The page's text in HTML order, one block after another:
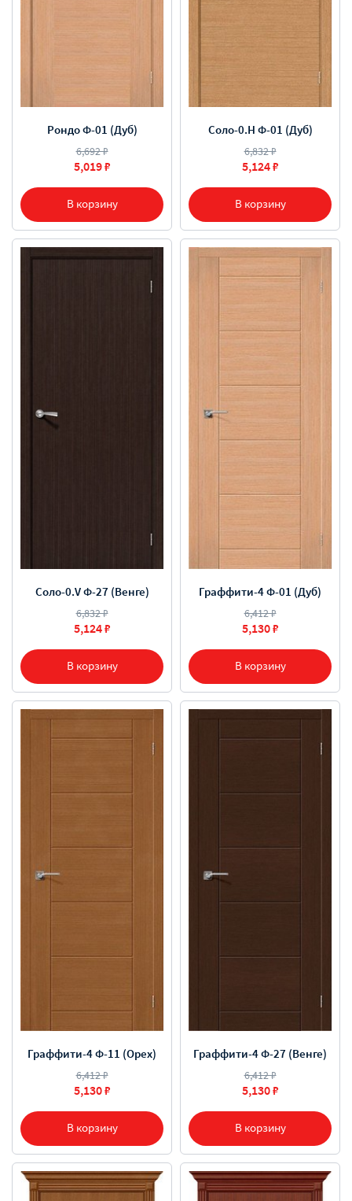
В корзину
Рондо Ф-01 (Дуб)
6,692 ₽
5,019 ₽
В корзину
Соло-0.H Ф-01 (Дуб)
6,832 ₽
5,124 ₽
В корзину
Соло-0.V Ф-27 (Венге)
6,832 ₽
5,124 ₽
В корзину
Граффити-4 Ф-01 (Дуб)
6,412 ₽
5,130 ₽
В корзину
Граффити-4 Ф-11 (Орех)
6,412 ₽
5,130 ₽
В корзину
Граффити-4 Ф-27 (Венге)
6,412 ₽
5,130 ₽